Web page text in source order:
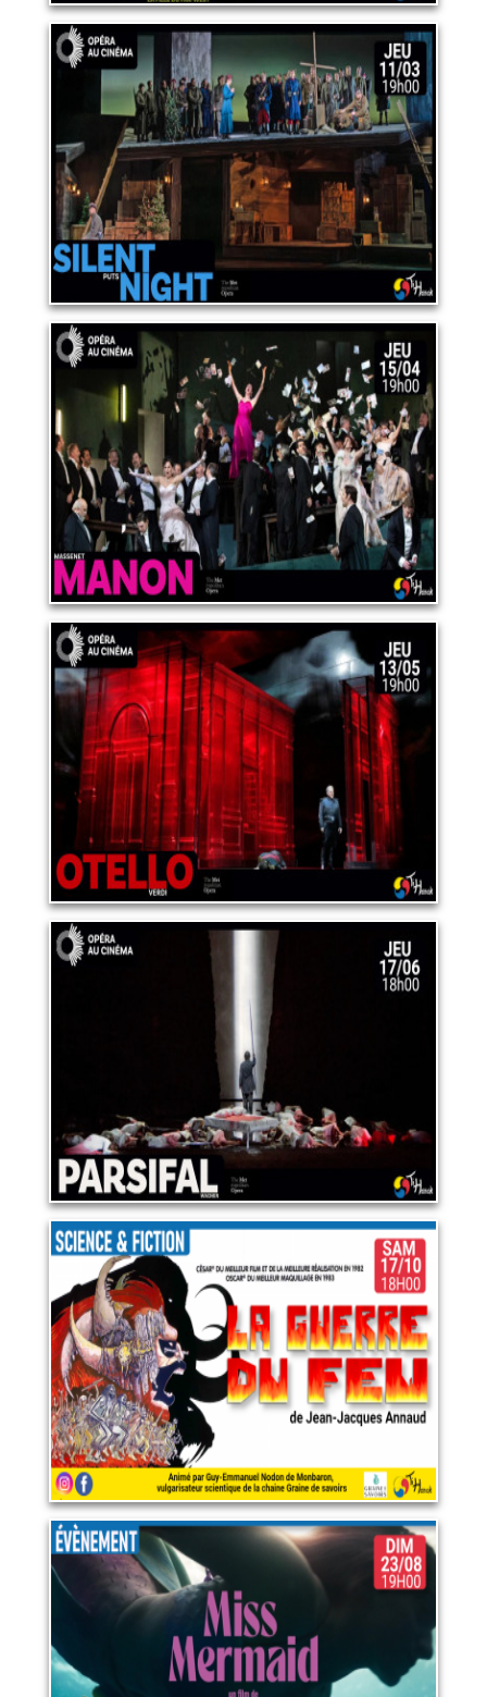
OPERA "SILENT NIGHT"
11 mars 2027
LIRE PLUS
OPERA "MANON"
15 avril 2027
LIRE PLUS
OPERA "OTELLO"
13 mai 2027
LIRE PLUS
OPERA "PARSIFAL"
LIRE PLUS
Science et fiction : "La guerre
du feu"
17 octobre 2026
LIRE PLUS
Miss mermaid
23 août 2026
LIRE PLUS